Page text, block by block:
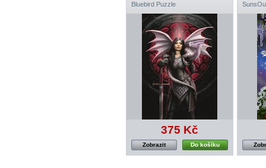
Bluebird Puzzle
375 Kč
Do košíku
Zobrazit